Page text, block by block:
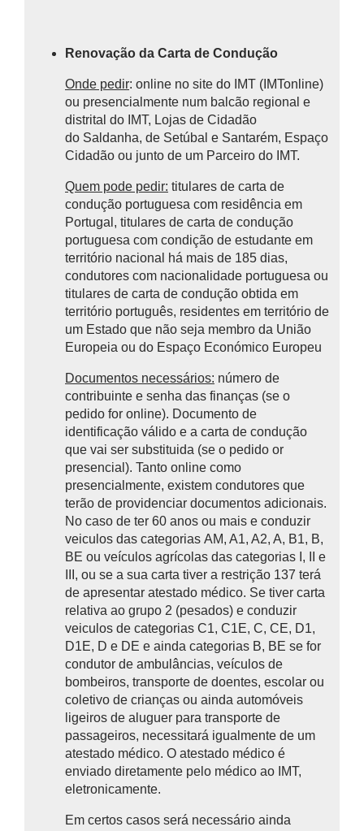
Renovação da Carta de Condução
Onde pedir: online no site do IMT (IMTonline)
ou presencialmente num balcão regional e
distrital do IMT, Lojas de Cidadão
do Saldanha, de Setúbal e Santarém, Espaço
Cidadão ou junto de um Parceiro do IMT.
Quem pode pedir: titulares de carta de
condução portuguesa com residência em
Portugal, titulares de carta de condução
portuguesa com condição de estudante em
território nacional há mais de 185 dias,
condutores com nacionalidade portuguesa ou
titulares de carta de condução obtida em
território português, residentes em território de
um Estado que não seja membro da União
Europeia ou do Espaço Económico Europeu
Documentos necessários: número de
contribuinte e senha das finanças (se o
pedido for online). Documento de
identificação válido e a carta de condução
que vai ser substituida (se o pedido or
presencial). Tanto online como
presencialmente, existem condutores que
terão de providenciar documentos adicionais.
No caso de ter 60 anos ou mais e conduzir
veiculos das categorias AM, A1, A2, A, B1, B,
BE ou veículos agrícolas das categorias I, II e
III, ou se a sua carta tiver a restrição 137 terá
de apresentar atestado médico. Se tiver carta
relativa ao grupo 2 (pesados) e conduzir
veiculos de categorias C1, C1E, C, CE, D1,
D1E, D e DE e ainda categorias B, BE se for
condutor de ambulâncias, veículos de
bombeiros, transporte de doentes, escolar ou
coletivo de crianças ou ainda automóveis
ligeiros de aluguer para transporte de
passageiros, necessitará igualmente de um
atestado médico. O atestado médico é
enviado diretamente pelo médico ao IMT,
eletronicamente.
Em certos casos será necessário ainda